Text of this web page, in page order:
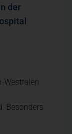
der
Westfalen
Besonders